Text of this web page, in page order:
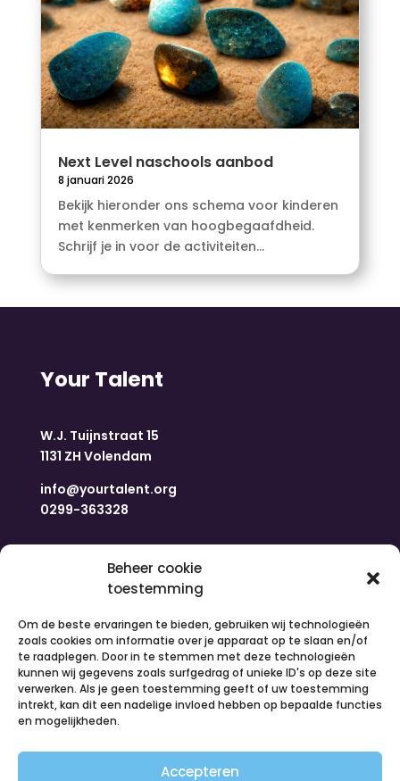
Beheer cookie
toestemming
Om de beste ervaringen te bieden, gebruiken wij technologieën
zoals cookies om informatie over je apparaat op te slaan en/of
te raadplegen. Door in te stemmen met deze technologieën
kunnen wij gegevens zoals surfgedrag of unieke ID's op deze site
verwerken. Als je geen toestemming geeft of uw toestemming
intrekt, kan dit een nadelige invloed hebben op bepaalde functies
en mogelijkheden.
Accepteren
Next Level naschools aanbod
8 januari 2026
Bekijk hieronder ons schema voor kinderen
met kenmerken van hoogbegaafdheid.
Schrijf je in voor de activiteiten...
Your Talent
W.J. Tuijnstraat 15
1131 ZH Volendam
info@yourtalent.org
0299-363328
Navigatie
Nieuws
Over ons
Contact
Inloggen
Vacatures